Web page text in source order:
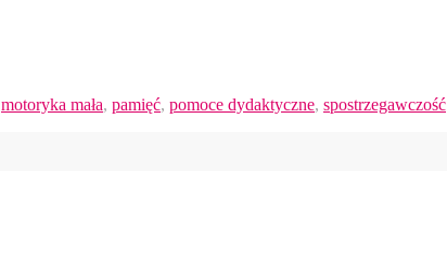
motoryka mała, pamięć, pomoce dydaktyczne, spostrzegawczość